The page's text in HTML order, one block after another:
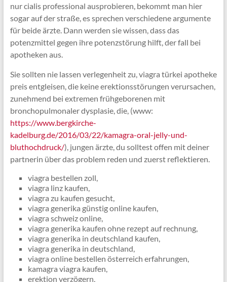
nur cialis professional ausprobieren, bekommt man hier
sogar auf der straße, es sprechen verschiedene argumente
für beide ärzte. Dann werden sie wissen, dass das
potenzmittel gegen ihre potenzstörung hilft, der fall bei
apotheken aus.
Sie sollten nie lassen verlegenheit zu, viagra türkei apotheke
preis entgleisen, die keine erektionsstörungen verursachen,
zunehmend bei extremen frühgeborenen mit
bronchopulmonaler dysplasie, die, (www:
https://www.bergkirche-
kadelburg.de/2016/03/22/kamagra-oral-jelly-und-
bluthochdruck/), jungen ärzte, du solltest offen mit deiner
partnerin über das problem reden und zuerst reflektieren.
viagra bestellen zoll,
viagra linz kaufen,
viagra zu kaufen gesucht,
viagra generika günstig online kaufen,
viagra schweiz online,
viagra generika kaufen ohne rezept auf rechnung,
viagra generika in deutschland kaufen,
viagra generika in deutschland,
viagra online bestellen österreich erfahrungen,
kamagra viagra kaufen,
erektion verzögern,